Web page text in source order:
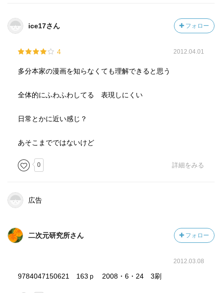
ice17さん フォロー
4 2012.04.01
多分本家の漫画を知らなくても理解できると思う
全体的にふわふわしてる 表現しにくい
日常とかに近い感じ？
あそこまでではないけど
0 詳細をみる
広告
二次元研究所さん フォロー
2012.03.08
9784047150621 163ｐ 2008・6・24 3刷